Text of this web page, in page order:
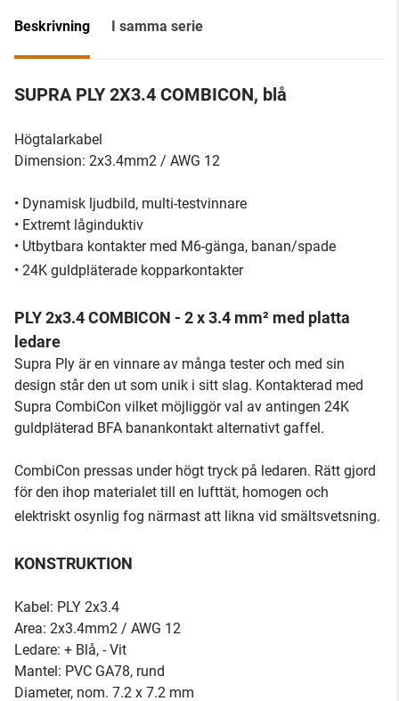
Beskrivning I samma serie
SUPRA PLY 2X3.4 COMBICON, blå
Högtalarkabel
Dimension: 2x3.4mm2 / AWG 12
• Dynamisk ljudbild, multi-testvinnare
• Extremt låginduktiv
• Utbytbara kontakter med M6-gänga, banan/spade
• 24K guldpläterade kopparkontakter
PLY 2x3.4 COMBICON - 2 x 3.4 mm² med platta
ledare
Supra Ply är en vinnare av många tester och med sin
design står den ut som unik i sitt slag. Kontakterad med
Supra CombiCon vilket möjliggör val av antingen 24K
guldpläterad BFA banankontakt alternativt gaffel.
CombiCon pressas under högt tryck på ledaren. Rätt gjord
för den ihop materialet till en lufttät, homogen och
elektriskt osynlig fog närmast att likna vid smältsvetsning.
KONSTRUKTION
Kabel: PLY 2x3.4
Area: 2x3.4mm2 / AWG 12
Ledare: + Blå, - Vit
Mantel: PVC GA78, rund
Diameter, nom. 7.2 x 7.2 mm